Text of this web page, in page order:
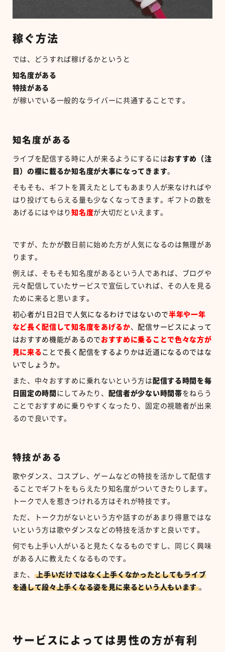
稼ぐ方法
では、どうすれば稼げるかというと
知名度がある
特技がある
が稼いでいる一般的なライバーに共通することです。
知名度がある
ライブを配信する時に人が来るようにするにはおすすめ（注
目）の欄に載るか知名度が大事になってきます。
そもそも、ギフトを貰えたとしてもあまり人が来なければや
はり投げてもらえる量も少なくなってきます。ギフトの数を
あげるにはやはり知名度が大切だといえます。
ですが、たかが数日前に始めた方が人気になるのは無理があ
ります。
例えば、そもそも知名度があるという人であれば、ブログや
元々配信していたサービスで宣伝していれば、その人を見る
ために来ると思います。
初心者が1日2日で人気になるわけではないので半年や一年
など長く配信して知名度をあげるか、配信サービスによって
はおすすめ機能があるので おすすめに乗ることで色々な方が
見に来る ことで長く配信をするよりかは近道になるのではな
いでしょうか。
また、中々おすすめに乗れないという方は配信する時間を毎
日固定の時間 にしてみたり、 配信者が少ない時間帯をねらう
ことでおすすめに乗りやすくなったり、固定の視聴者が出来
るので良いです。
特技がある
歌やダンス、コスプレ、ゲームなどの特技を活かして配信す
ることでギフトをもらえたり知名度がついてきたりします。
トークで人を惹きつけれる方はそれが特技です。
ただ、トーク力がないという方や話すのがあまり得意ではな
いという方は歌やダンスなどの特技を活かすと良いです。
何でも上手い人がいると見たくなるものですし、同じく興味
がある人に教えたくなるものです。
また、
上手いだけではなく上手くなかったとしてもライブ
を通して段々上手くなる姿を見に来るという人もいます 。
サービスによっては男性の方が有利